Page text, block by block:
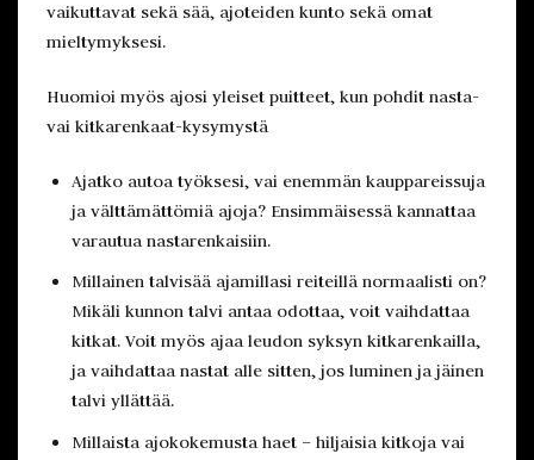
vaikuttavat sekä sää, ajoteiden kunto sekä omat
mieltymyksesi.
Huomioi myös ajosi yleiset puitteet, kun pohdit nasta-
vai kitkarenkaat-kysymystä
Ajatko autoa työksesi, vai enemmän kauppareissuja
ja välttämättömiä ajoja? Ensimmäisessä kannattaa
varautua nastarenkaisiin.
Millainen talvisää ajamillasi reiteillä normaalisti on?
Mikäli kunnon talvi antaa odottaa, voit vaihdattaa
kitkat. Voit myös ajaa leudon syksyn kitkarenkailla,
ja vaihdattaa nastat alle sitten, jos luminen ja jäinen
talvi yllättää.
Millaista ajokokemusta haet – hiljaisia kitkoja vai